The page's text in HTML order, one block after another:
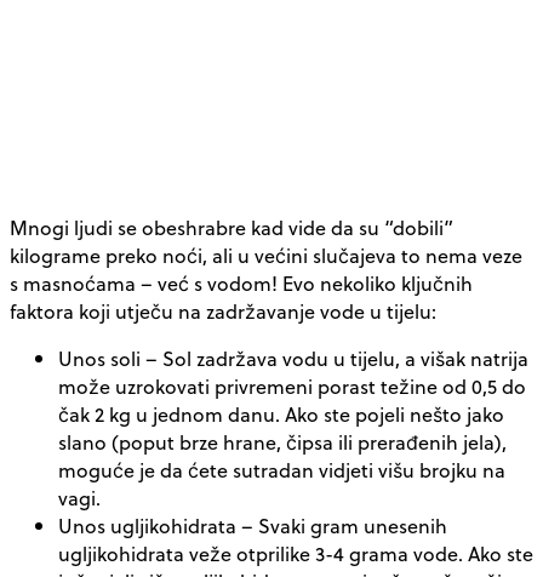
Mnogi ljudi se obeshrabre kad vide da su “dobili”
kilograme preko noći, ali u većini slučajeva to nema veze
s masnoćama – već s vodom! Evo nekoliko ključnih
faktora koji utječu na zadržavanje vode u tijelu:
Unos soli – Sol zadržava vodu u tijelu, a višak natrija
može uzrokovati privremeni porast težine od 0,5 do
čak 2 kg u jednom danu. Ako ste pojeli nešto jako
slano (poput brze hrane, čipsa ili prerađenih jela),
moguće je da ćete sutradan vidjeti višu brojku na
vagi.
Unos ugljikohidrata – Svaki gram unesenih
ugljikohidrata veže otprilike 3-4 grama vode. Ako ste